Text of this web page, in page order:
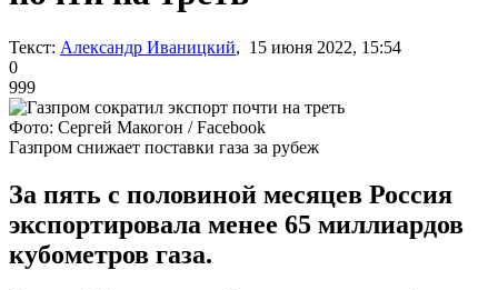
Текст: Александр Иваницкий, 15 июня 2022, 15:54
0
999
Фото: Сергей Макогон / Facebook
Газпром снижает поставки газа за рубеж
За пять с половиной месяцев Россия
экспортировала менее 65 миллиардов
кубометров газа.